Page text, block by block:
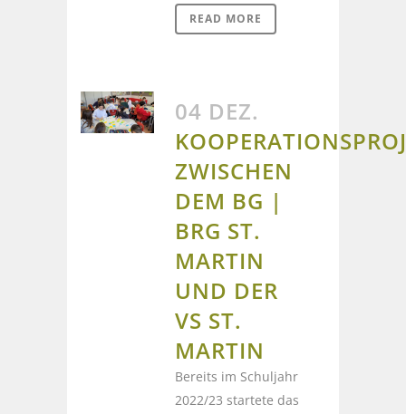
READ MORE
04 DEZ.
ZWISCHEN
DEM BG |
BRG ST.
MARTIN
UND DER
VS ST.
MARTIN
Bereits im Schuljahr
2022/23 startete das